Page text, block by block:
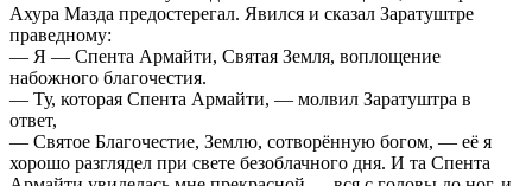
Ахура Мазда предостерегал. Явился и сказал Заратуштре
праведному:
— Я — Спента Армайти, Святая Земля, воплощение
набожного благочестия.
— Ту, которая Спента Армайти, — молвил Заратуштра в
ответ,
— Святое Благочестие, Землю, сотворённую богом, — её я
хорошо разглядел при свете безоблачного дня. И та Спента